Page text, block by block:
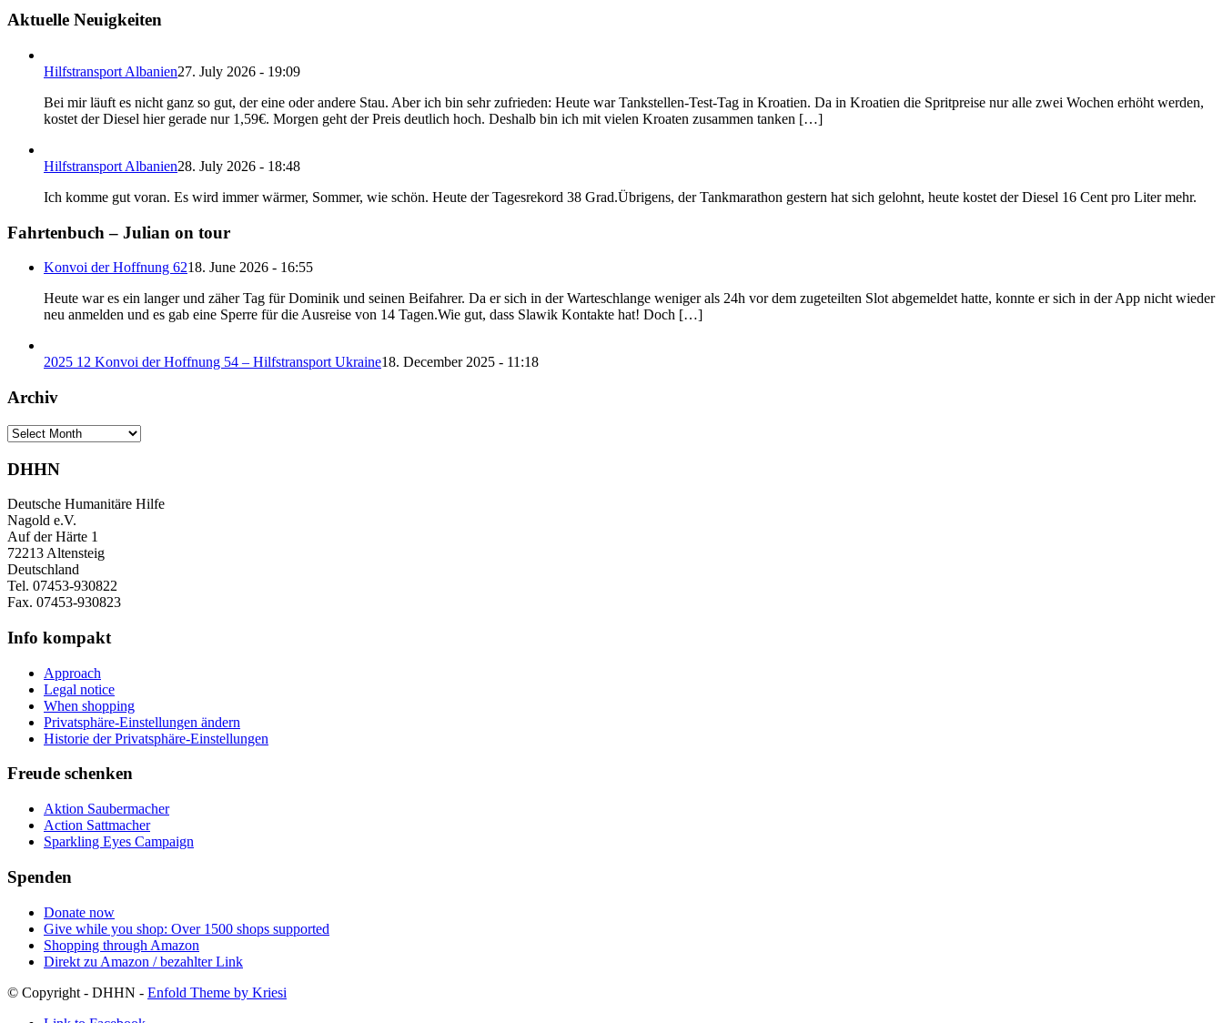
Aktuelle Neuigkeiten
Hilfstransport Albanien27. July 2026 - 19:09
Bei mir läuft es nicht ganz so gut, der eine oder andere Stau. Aber ich bin sehr zufrieden: Heute war Tankstellen-Test-Tag in Kroatien. Da in Kroatien die Spritpreise nur alle zwei Wochen erhöht werden,
kostet der Diesel hier gerade nur 1,59€. Morgen geht der Preis deutlich hoch. Deshalb bin ich mit vielen Kroaten zusammen tanken […]
Hilfstransport Albanien28. July 2026 - 18:48
Ich komme gut voran. Es wird immer wärmer, Sommer, wie schön. Heute der Tagesrekord 38 Grad.Übrigens, der Tankmarathon gestern hat sich gelohnt, heute kostet der Diesel 16 Cent pro Liter mehr.
Fahrtenbuch – Julian on tour
Konvoi der Hoffnung 6218. June 2026 - 16:55
Heute war es ein langer und zäher Tag für Dominik und seinen Beifahrer. Da er sich in der Warteschlange weniger als 24h vor dem zugeteilten Slot abgemeldet hatte, konnte er sich in der App nicht wieder
neu anmelden und es gab eine Sperre für die Ausreise von 14 Tagen.Wie gut, dass Slawik Kontakte hat! Doch […]
2025 12 Konvoi der Hoffnung 54 – Hilfstransport Ukraine18. December 2025 - 11:18
Archiv
Archiv
DHHN
Deutsche Humanitäre Hilfe
Nagold e.V.
Auf der Härte 1
72213 Altensteig
Deutschland
Tel. 07453-930822
Fax. 07453-930823
Info kompakt
Approach
Legal notice
When shopping
Privatsphäre-Einstellungen ändern
Historie der Privatsphäre-Einstellungen
Freude schenken
Aktion Saubermacher
Action Sattmacher
Sparkling Eyes Campaign
Spenden
Donate now
Give while you shop: Over 1500 shops supported
Shopping through Amazon
Direkt zu Amazon / bezahlter Link
© Copyright - DHHN - Enfold Theme by Kriesi